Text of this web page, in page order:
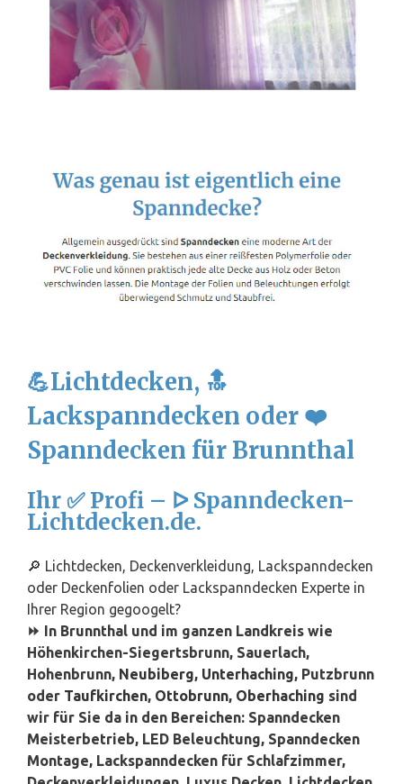
💪Lichtdecken, 🔝
Lackspanndecken oder ❤️
Spanndecken für Brunnthal
Ihr ✅ Profi – ᐅ Spanndecken-
Lichtdecken.de.
🔎 Lichtdecken, Deckenverkleidung, Lackspanndecken
oder Deckenfolien oder Lackspanndecken Experte in
Ihrer Region gegoogelt?
⏩ In Brunnthal und im ganzen Landkreis wie
Höhenkirchen-Siegertsbrunn, Sauerlach,
Hohenbrunn, Neubiberg, Unterhaching, Putzbrunn
oder Taufkirchen, Ottobrunn, Oberhaching sind
wir für Sie da in den Bereichen: Spanndecken
Meisterbetrieb, LED Beleuchtung, Spanndecken
Montage, Lackspanndecken für Schlafzimmer,